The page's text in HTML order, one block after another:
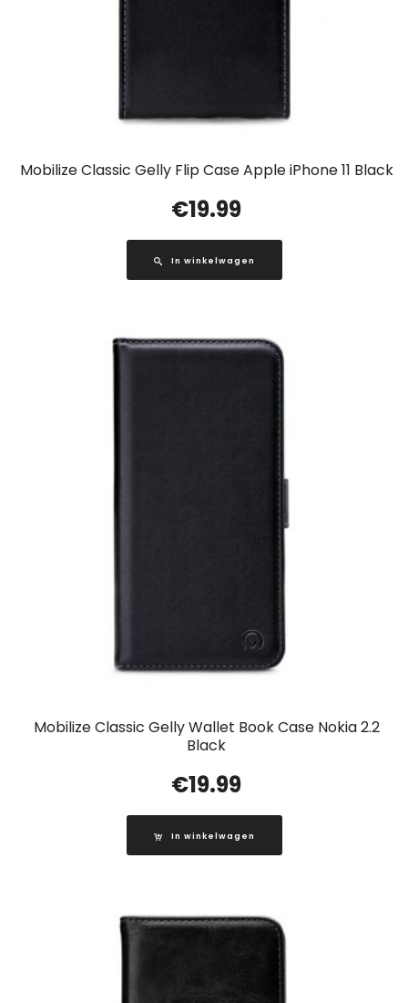
Mobilize Classic Gelly Flip Case Apple iPhone 11 Black
€19.99
In winkelwagen
Mobilize Classic Gelly Wallet Book Case Nokia 2.2
Black
€19.99
In winkelwagen